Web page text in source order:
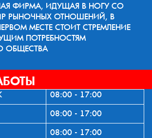
ФИРМА, ИДУЩАЯ В НОГУ СО
РЫНОЧНЫХ ОТНОШЕНИЙ, В
МЕСТЕ СТОИТ СТРЕМЛЕНИЕ
ПОТРЕБНОСТЯМ
ОБЩЕСТВА
08:00 - 17:00
08:00 - 17:00
08:00 - 17:00